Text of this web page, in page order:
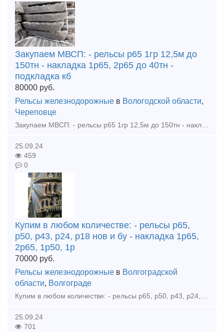
Закупаем МВСП: - рельсы р65 1гр 12,5м до
150тн - накладка 1р65, 2р65 до 40тн -
подкладка кб
80000 руб.
Рельсы железнодорожные в Вологодской области,
Череповце
Закупаем МВСП: - рельсы р65 1гр 12,5м до 150тн - накладка 1р65, 2р65 до 40тн - подкладка кб65 до 40тн - болт клеммный 22х75 до 20тн - болт закладной 22х175 до 20тн - клемма пк
25.09.24
459
0
Купим в любом количестве: - рельсы р65,
р50, р43, р24, р18 нов и бу - накладка 1р65,
2р65, 1р50, 1р
70000 руб.
Рельсы железнодорожные в Волгоградской
области, Волгограде
Купим в любом количестве: - рельсы р65, р50, р43, р24, р18 нов и бу - накладка 1р65, 2р65, 1р50, 1р43, р24, р18 нов и бу - подкладка кб65, кд65, кб50, ск65, сд65, дн6-65, д65, д50, д43, д24, д18
25.09.24
701